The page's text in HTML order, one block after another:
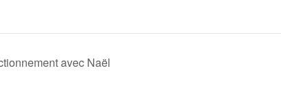
avec Naël